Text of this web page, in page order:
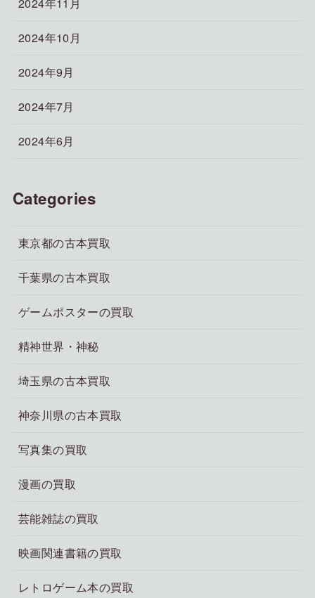
2024年10月
2024年9月
2024年7月
2024年6月
Categories
東京都の古本買取
千葉県の古本買取
ゲームポスターの買取
精神世界・神秘
埼玉県の古本買取
神奈川県の古本買取
写真集の買取
漫画の買取
芸能雑誌の買取
映画関連書籍の買取
レトロゲーム本の買取